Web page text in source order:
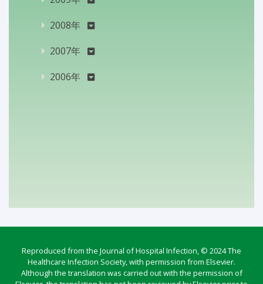
2008年
2007年
2006年
Reproduced from the Journal of Hospital Infection, © 2024 The
Healthcare Infection Society, with permission from Elsevier.
Although the translation was carried out with the permission of